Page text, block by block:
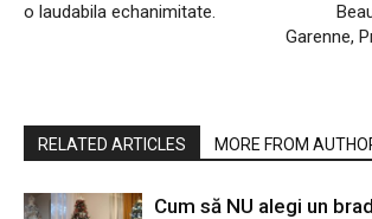
o laudabila echanimitate.
Garenne,
RELATED ARTICLES MORE FROM
Cum să NU alegi un